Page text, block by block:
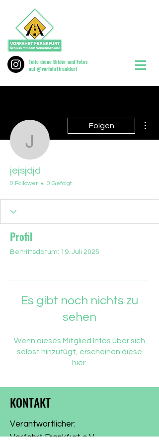
Teile deine Bilder und Fotos
auf @vorfahrtfrankfurt
jejsjdjd
Folgen
jejsjdjd
0 Follower 0 Gefolgt
Profil
Beitrittsdatum: 19. Juli 2025
Es gibt noch nichts zu
sehen
Wenn dieses Mitglied Infos über sich
selbst hinzufügt, erscheinen diese
hier.
KONTAKT
Verantwortlicher:
Vorfahrt Frankfurt e.V.